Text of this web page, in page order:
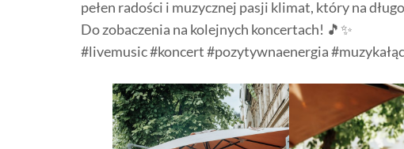
pełen radości i muzycznej pasji klimat, który na
Do zobaczenia na kolejnych koncertach! 🎵✨
#livemusic #koncert #pozytywnaenergia